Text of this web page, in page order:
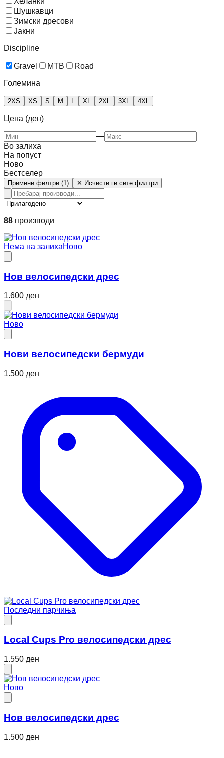
Шушкавци
Зимски дресови
Јакни
Discipline
Gravel MTB
Road
Големина
2XS XS S M XL 2XL 3XL 4XL
Цена (ден)
—
Во залиха
На попуст
Ново
Бестселер
Примени филтри (1) ✕ Исчисти ги сите филтри
88 производи
Нема на залихаНово
Нов велосипедски дрес
1.600 ден
Ново
Нови велосипедски бермуди
1.500 ден
Последни парчиња
Local Cups Pro велосипедски дрес
1.550 ден
Ново
Нов велосипедски дрес
1.500 ден